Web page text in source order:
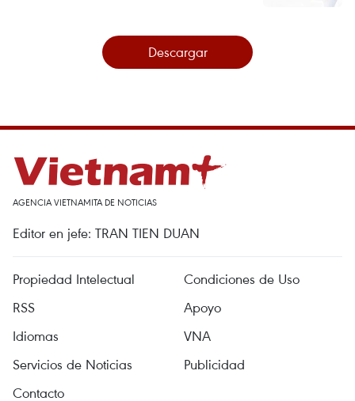
Descargar
AGENCIA VIETNAMITA DE NOTICIAS
Editor en jefe: TRAN TIEN DUAN
Propiedad Intelectual
Condiciones de Uso
RSS
Apoyo
Idiomas
VNA
Servicios de Noticias
Publicidad
Contacto